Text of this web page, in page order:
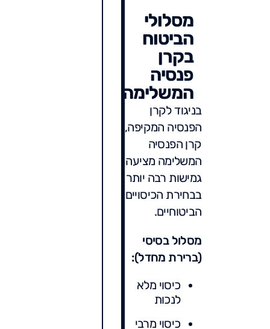
מסלולי
הביטוח
בקרן
פנסיה
המשלימה
בניגוד לקרן
הפנסיה המקיפה,
קרן הפנסיה
המשלימה מציעה
גמישות רבה יותר
בבחירת הכיסויים
הביטוחיים.
מסלול בסיסי
(ברירת מחדל):
כיסוי מלא
לנכות
כיסוי מרבי